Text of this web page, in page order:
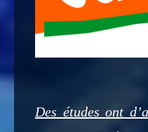
Des études ont